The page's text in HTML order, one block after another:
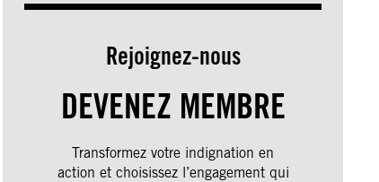
Rejoignez-nous
DEVENEZ MEMBRE
Transformez votre indignation en
action et choisissez l’engagement qui